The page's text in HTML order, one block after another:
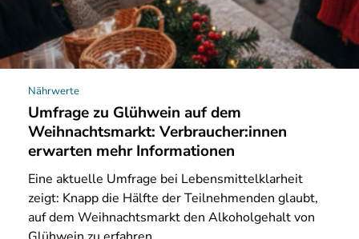
Nährwerte
Umfrage zu Glühwein auf dem
Weihnachtsmarkt: Verbraucher:innen
erwarten mehr Informationen
Eine aktuelle Umfrage bei Lebensmittelklarheit
zeigt: Knapp die Hälfte der Teilnehmenden glaubt,
auf dem Weihnachtsmarkt den Alkoholgehalt von